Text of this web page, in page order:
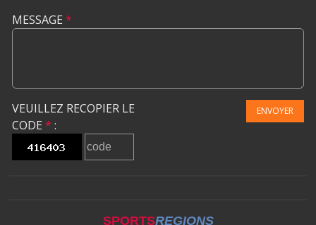
MESSAGE *
VEUILLEZ RECOPIER LE
CODE * :
ENVOYER
SPORTSREGIONS